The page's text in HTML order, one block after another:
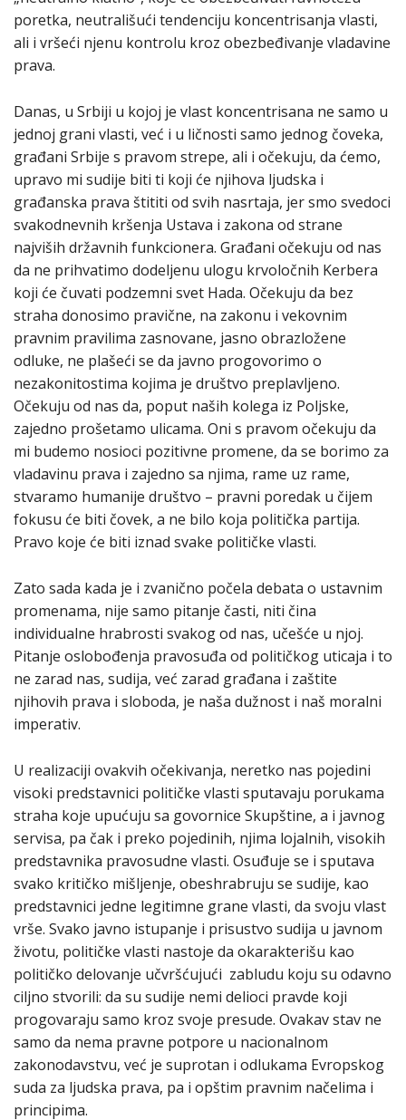
poretka, neutrališući tendenciju koncentrisanja vlasti,
ali i vršeći njenu kontrolu kroz obezbeđivanje vladavine
prava.
Danas, u Srbiji u kojoj je vlast koncentrisana ne samo u
jednoj grani vlasti, već i u ličnosti samo jednog čoveka,
građani Srbije s pravom strepe, ali i očekuju, da ćemo,
upravo mi sudije biti ti koji će njihova ljudska i
građanska prava štititi od svih nasrtaja, jer smo svedoci
svakodnevnih kršenja Ustava i zakona od strane
najviših državnih funkcionera. Građani očekuju od nas
da ne prihvatimo dodeljenu ulogu krvoločnih Kerbera
koji će čuvati podzemni svet Hada. Očekuju da bez
straha donosimo pravične, na zakonu i vekovnim
pravnim pravilima zasnovane, jasno obrazložene
odluke, ne plašeći se da javno progovorimo o
nezakonitostima kojima je društvo preplavljeno.
Očekuju od nas da, poput naših kolega iz Poljske,
zajedno prošetamo ulicama. Oni s pravom očekuju da
mi budemo nosioci pozitivne promene, da se borimo za
vladavinu prava i zajedno sa njima, rame uz rame,
stvaramo humanije društvo – pravni poredak u čijem
fokusu će biti čovek, a ne bilo koja politička partija.
Pravo koje će biti iznad svake političke vlasti.
Zato sada kada je i zvanično počela debata o ustavnim
promenama, nije samo pitanje časti, niti čina
individualne hrabrosti svakog od nas, učešće u njoj.
Pitanje oslobođenja pravosuđa od političkog uticaja i to
ne zarad nas, sudija, već zarad građana i zaštite
njihovih prava i sloboda, je naša dužnost i naš moralni
imperativ.
U realizaciji ovakvih očekivanja, neretko nas pojedini
visoki predstavnici političke vlasti sputavaju porukama
straha koje upućuju sa govornice Skupštine, a i javnog
servisa, pa čak i preko pojedinih, njima lojalnih, visokih
predstavnika pravosudne vlasti. Osuđuje se i sputava
svako kritičko mišljenje, obeshrabruju se sudije, kao
predstavnici jedne legitimne grane vlasti, da svoju vlast
vrše. Svako javno istupanje i prisustvo sudija u javnom
životu, političke vlasti nastoje da okarakterišu kao
političko delovanje učvršćujući zabludu koju su odavno
ciljno stvorili: da su sudije nemi delioci pravde koji
progovaraju samo kroz svoje presude. Ovakav stav ne
samo da nema pravne potpore u nacionalnom
zakonodavstvu, već je suprotan i odlukama Evropskog
suda za ljudska prava, pa i opštim pravnim načelima i
principima.